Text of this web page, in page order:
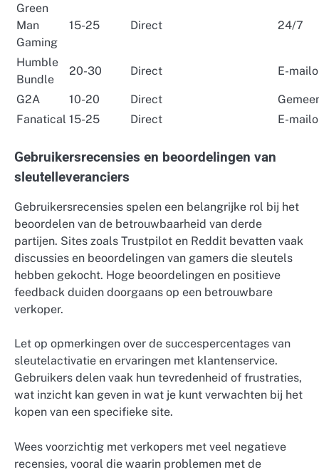
Green
Man
Gaming
15-25 Direct 24/7
Humble
Bundle
20-30 Direct E-
G2A 10-20 Direct
Fanatical 15-25 Direct E-
Gebruikersrecensies en beoordelingen van
sleutelleveranciers
Gebruikersrecensies spelen een belangrijke rol bij het
beoordelen van de betrouwbaarheid van derde
partijen. Sites zoals Trustpilot en Reddit bevatten vaak
discussies en beoordelingen van gamers die sleutels
hebben gekocht. Hoge beoordelingen en positieve
feedback duiden doorgaans op een betrouwbare
verkoper.
Let op opmerkingen over de succespercentages van
sleutelactivatie en ervaringen met klantenservice.
Gebruikers delen vaak hun tevredenheid of frustraties,
wat inzicht kan geven in wat je kunt verwachten bij het
kopen van een specifieke site.
Wees voorzichtig met verkopers met veel negatieve
recensies, vooral die waarin problemen met de